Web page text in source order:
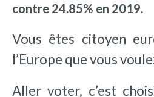
contre 24.85% en 2019.
Vous êtes citoyen
l’Europe que vous
Aller voter, c’est